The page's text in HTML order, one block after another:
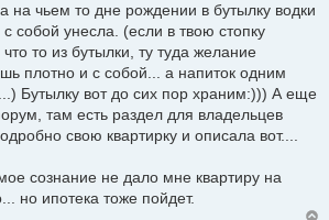
на чьем то дне рождении в бутылку водки
собой унесла. (если в твою стопку
то из бутылки, ту туда желание
плотно и с собой... а напиток одним
Бутылку вот до сих пор храним:))) А еще
там есть раздел для владельцев
свою квартирку и описала вот....
сознание не дало мне квартиру на
но ипотека тоже пойдет.